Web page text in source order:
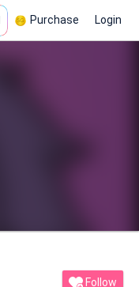
Purchase Login
Follow